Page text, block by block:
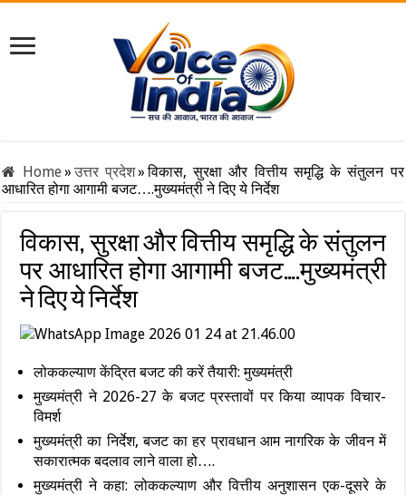
Home»उत्तर प्रदेश»विकास, सुरक्षा और वित्तीय समृद्धि के संतुलन पर
आधारित होगा आगामी बजट….मुख्यमंत्री ने दिए ये निर्देश
विकास, सुरक्षा और वित्तीय समृद्धि के संतुलन
पर आधारित होगा आगामी बजट….मुख्यमंत्री
ने दिए ये निर्देश
लोककल्याण केंद्रित बजट की करें तैयारी: मुख्यमंत्री
मुख्यमंत्री ने 2026-27 के बजट प्रस्तावों पर किया व्यापक विचार-
विमर्श
मुख्यमंत्री का निर्देश, बजट का हर प्रावधान आम नागरिक के जीवन में
सकारात्मक बदलाव लाने वाला हो….
मुख्यमंत्री ने कहा: लोककल्याण और वित्तीय अनुशासन एक-दूसरे के